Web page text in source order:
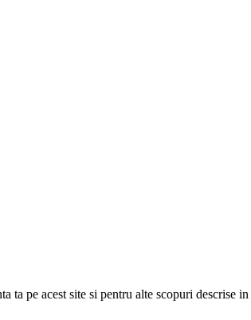
ta pe acest site si pentru alte scopuri descrise in